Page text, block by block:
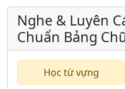
Nghe & Luyên
Chuẩn Bảng
Học từ vựng